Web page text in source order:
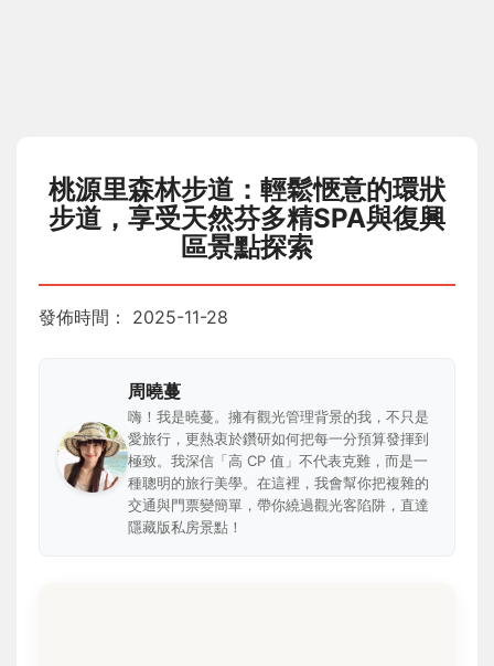
桃源里森林步道：輕鬆愜意的環狀
步道，享受天然芬多精SPA與復興
區景點探索
發佈時間： 2025-11-28
周曉蔓
嗨！我是曉蔓。擁有觀光管理背景的我，不只是
愛旅行，更熱衷於鑽研如何把每一分預算發揮到
極致。我深信「高 CP 值」不代表克難，而是一
種聰明的旅行美學。在這裡，我會幫你把複雜的
交通與門票變簡單，帶你繞過觀光客陷阱，直達
隱藏版私房景點！